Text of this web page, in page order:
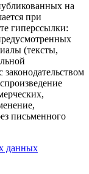
на
при
гиперссылки:
(тексты,
законодательством
письменного
данных